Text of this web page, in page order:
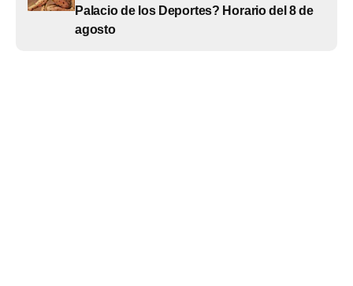
Palacio de los Deportes? Horario del 8 de
agosto